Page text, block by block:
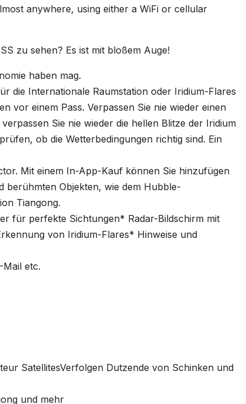
anywhere, using either a WiFi or cellular
zu sehen? Es ist mit bloßem Auge!
haben mag.
die Internationale Raumstation oder Iridium-Flares
vor einem Pass. Verpassen Sie nie wieder einen
Sie nie wieder die hellen Blitze der Iridium
ob die Wetterbedingungen richtig sind. Ein
Mit einem In-App-Kauf können Sie hinzufügen
berühmten Objekten, wie dem Hubble-
Tiangong.
für perfekte Sichtungen* Radar-Bildschirm mit
von Iridium-Flares* Hinweise und
etc.
SatellitesVerfolgen Dutzende von Schinken und
und mehr